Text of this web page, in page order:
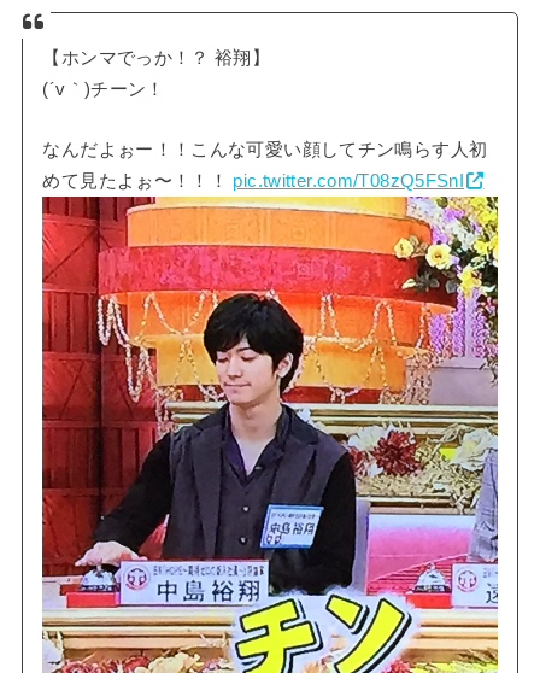
【ホンマでっか！？ 裕翔】
(´v｀)チーン！
なんだよぉー！！こんな可愛い顔してチン鳴らす人初
めて見たよぉ〜！！！ pic.twitter.com/T08zQ5FSnI